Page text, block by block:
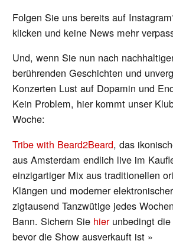
Folgen Sie uns bereits auf
klicken und keine News mehr
Und, wenn Sie nun nach
berührenden Geschichten und
Konzerten Lust auf Dopamin und
Kein Problem, hier kommt unser
Woche:
Tribe with Beard2Beard, das
aus Amsterdam endlich live im
einzigartiger Mix aus traditionellen
Klängen und moderner
zigtausend Tanzwütige jedes
Bann. Sichern Sie hier unbedingt
bevor die Show ausverkauft ist »